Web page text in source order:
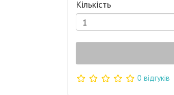
Кількість
0 відгуків